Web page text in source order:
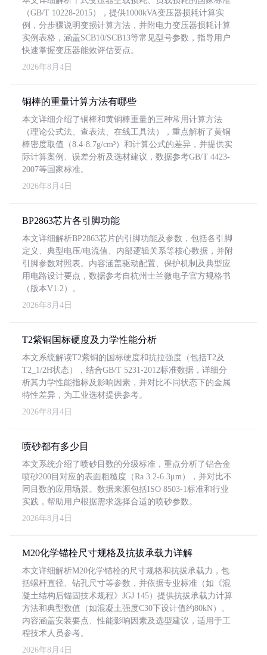
（GB/T 10228-2015），提供1000kVA变压器损耗计算实
例，分步骤说明变损计算方法，并附电力变压器损耗计算
实例表格，涵盖SCB10/SCB13等常见型号参数，指导用户
快速掌握变压器能效评估要点。
2026年8月4日
铜棒的重量计算方法有哪些
本文详细介绍了铜棒和黄铜棒重量的三种常用计算方法
（理论公式法、查表法、在线工具法），重点解析了黄铜
棒密度取值（8.4-8.7g/cm³）和计算公式的差异，并提供实
际计算案例、误差分析及选材建议，数据参考GB/T 4423-
2007等国家标准。
2026年8月4日
BP2863芯片各引脚功能
本文详细解析BP2863芯片的引脚功能及参数，包括各引脚
定义、典型电压/电流值、内部逻辑关系等核心数据，并附
引脚参数对照表。内容涵盖驱动配置、保护机制及典型应
用电路设计要点，数据参考自杭州士兰微电子官方规格书
（版本V1.2）。
2026年8月4日
T2紫铜国标硬度及力学性能分析
本文系统解读T2紫铜的国标硬度和抗拉强度（包括T2及
T2_1/2H状态），结合GB/T 5231-2012标准数据，详细分
析其力学性能指标及影响因素，并对比不同状态下的金属
特性差异，为工业选材提供参考。
2026年8月4日
喷砂都有多少目
本文系统介绍了喷砂目数的分级标准，重点分析了铝合金
喷砂200目对应的表面粗糙度（Ra 3.2-6.3μm），并对比不
同目数的应用场景。数据来源包括ISO 8503-1标准和行业
实践，帮助用户根据需求选择合适的喷砂参数。
2026年8月4日
M20化学锚栓尺寸规格及抗拔承载力详解
本文详细解析M20化学锚栓的尺寸规格和抗拔承载力，包
括螺杆直径、钻孔尺寸等参数，并依据专业标准（如《混
凝土结构后锚固技术规程》JGJ 145）提供抗拔承载力计算
方法和典型数值（如混凝土强度C30下设计值约80kN）。
内容涵盖安装要点、性能影响因素及选型建议，适用于工
程技术人员参考。
2026年8月4日